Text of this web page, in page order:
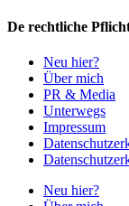
De rechtliche
Neu hier?
Über mich
PR & Media
Unterwegs
Impressum
Neu hier?